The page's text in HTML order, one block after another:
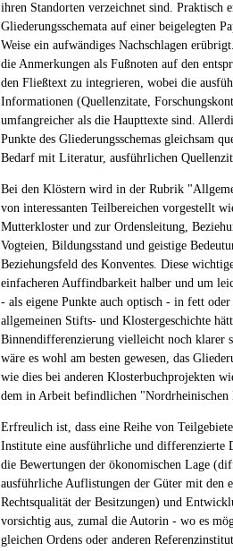
ihren Standorten verzeichnet sind. Praktisch
Gliederungsschemata auf einer beigelegten
Weise ein aufwändiges Nachschlagen
die Anmerkungen als Fußnoten auf den
den Fließtext zu integrieren, wobei die
Informationen (Quellenzitate,
umfangreicher als die Haupttexte sind.
Punkte des Gliederungsschemas gleichsam
Bedarf mit Literatur, ausführlichen
Bei den Klöstern wird in der Rubrik
von interessanten Teilbereichen vorgestellt
Mutterkloster und zur Ordensleitung,
Vogteien, Bildungsstand und geistige
Beziehungsfeld des Konventes. Diese
einfacheren Auffindbarkeit halber und um
- als eigene Punkte auch optisch - in fett
allgemeinen Stifts- und Klostergeschichte
Binnendifferenzierung vielleicht noch klarer
wäre es wohl am besten gewesen, das
wie dies bei anderen Klosterbuchprojekten
dem in Arbeit befindlichen "Nordrheinischen
Erfreulich ist, dass eine Reihe von
Institute eine ausführliche und differenzierte
die Bewertungen der ökonomischen Lage
ausführliche Auflistungen der Güter mit den
Rechtsqualität der Besitzungen) und
vorsichtig aus, zumal die Autorin - wo es
gleichen Ordens oder anderen